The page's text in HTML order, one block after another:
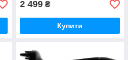
2 499 ₴
Купити